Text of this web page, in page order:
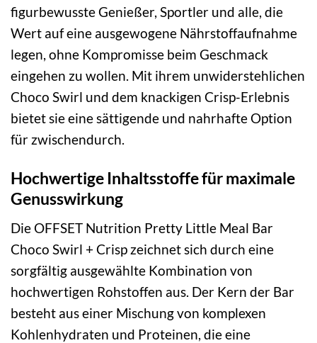
figurbewusste Genießer, Sportler und alle, die
Wert auf eine ausgewogene Nährstoffaufnahme
legen, ohne Kompromisse beim Geschmack
eingehen zu wollen. Mit ihrem unwiderstehlichen
Choco Swirl und dem knackigen Crisp-Erlebnis
bietet sie eine sättigende und nahrhafte Option
für zwischendurch.
Hochwertige Inhaltsstoffe für maximale
Genusswirkung
Die OFFSET Nutrition Pretty Little Meal Bar
Choco Swirl + Crisp zeichnet sich durch eine
sorgfältig ausgewählte Kombination von
hochwertigen Rohstoffen aus. Der Kern der Bar
besteht aus einer Mischung von komplexen
Kohlenhydraten und Proteinen, die eine